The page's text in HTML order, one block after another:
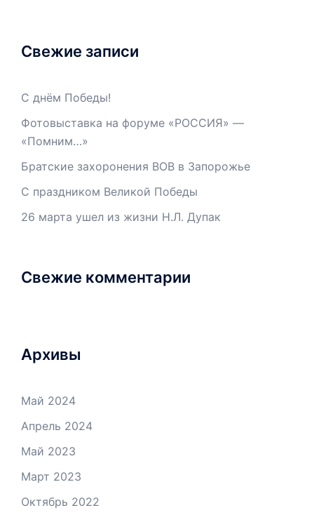
Свежие записи
С днём Победы!
Фотовыставка на форуме «РОССИЯ» —
«Помним…»
Братские захоронения ВОВ в Запорожье
С праздником Великой Победы
26 марта ушел из жизни Н.Л. Дупак
Свежие комментарии
Архивы
Май 2024
Апрель 2024
Май 2023
Март 2023
Октябрь 2022